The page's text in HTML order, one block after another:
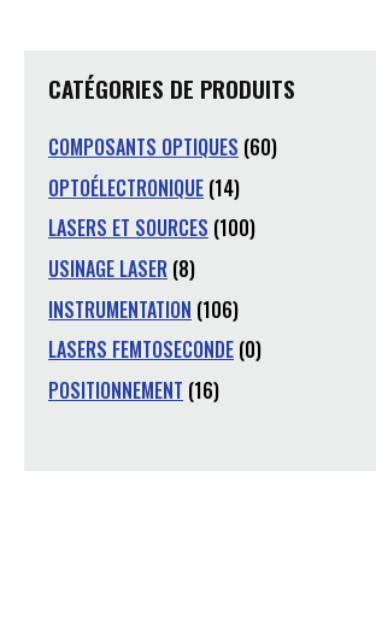
CATÉGORIES DE PRODUITS
COMPOSANTS OPTIQUES (60)
OPTOÉLECTRONIQUE (14)
LASERS ET SOURCES (100)
USINAGE LASER (8)
INSTRUMENTATION (106)
LASERS FEMTOSECONDE (0)
POSITIONNEMENT (16)